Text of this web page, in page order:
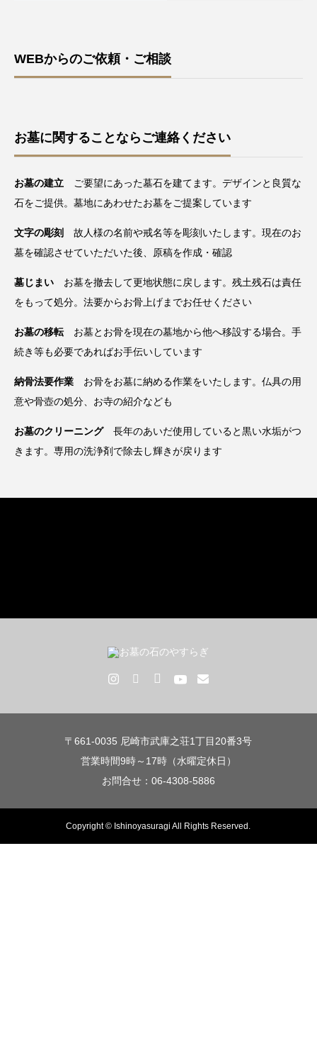
WEBからのご依頼・ご相談
お墓に関することならご連絡ください
お墓の建立 ご要望にあった墓石を建てます。デザインと良質な
石をご提供。墓地にあわせたお墓をご提案しています
文字の彫刻
故人様の名前や戒名等を彫刻いたします。現在のお
墓を確認させていただいた後、原稿を作成・確認
墓じまい お墓を撤去して更地状態に戻します。残土残石は責任
をもって処分。法要からお骨上げまでお任せください
お墓の移転お墓とお骨を現在の墓地から他へ移設する場合。手
続き等も必要であればお手伝いしています
納骨法要作業 お骨をお墓に納める作業をいたします。仏具の用
意や骨壺の処分、お寺の紹介なども
お墓のクリーニング長年のあいだ使用していると黒い水垢がつ
きます。専用の洗浄剤で除去し輝きが戻ります
〒661-0035 尼崎市武庫之荘1丁目20番3号
営業時間9時～17時（水曜定休日）
お問合せ：06-4308-5886
Copyright © Ishinoyasuragi All Rights Reserved.